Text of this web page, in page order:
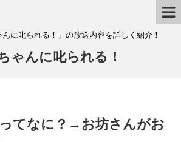
に叱られる！」の放送内容を詳しく紹介！
ゃんに叱られる！
てなに？→お坊さんがお